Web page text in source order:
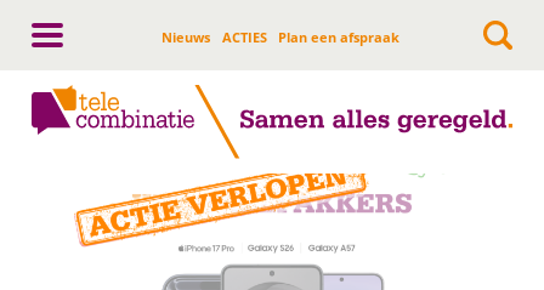
Nieuws ACTIES Plan een afspraak
Hoofdnavigatie